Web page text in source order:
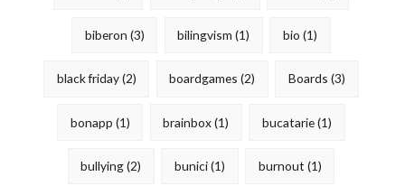
biberon (3) bilingvism (1) bio (1)
black friday(2) boardgames (2) Boards (3)
bonapp (1) brainbox(1) bucatarie(1)
bullying(2) bunici(1) burnout (1)